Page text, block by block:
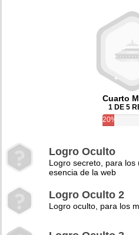
Cuarto
1 DE 5
20%
Logro Oculto
Logro secreto, para los
esencia de la web
Logro Oculto 2
Logro oculto, para los